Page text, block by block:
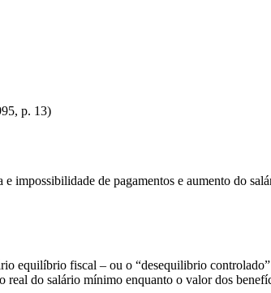
p. 13)
impossibilidade de pagamentos e aumento do
equilíbrio fiscal – ou o “desequilibrio
do salário mínimo enquanto o valor dos